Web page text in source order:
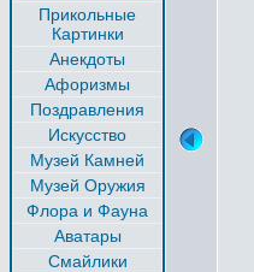
Прикольные
Картинки
Анекдоты
Афоризмы
Поздравления
Искусство
Музей Камней
Музей Оружия
Флора и Фауна
Аватары
Смайлики